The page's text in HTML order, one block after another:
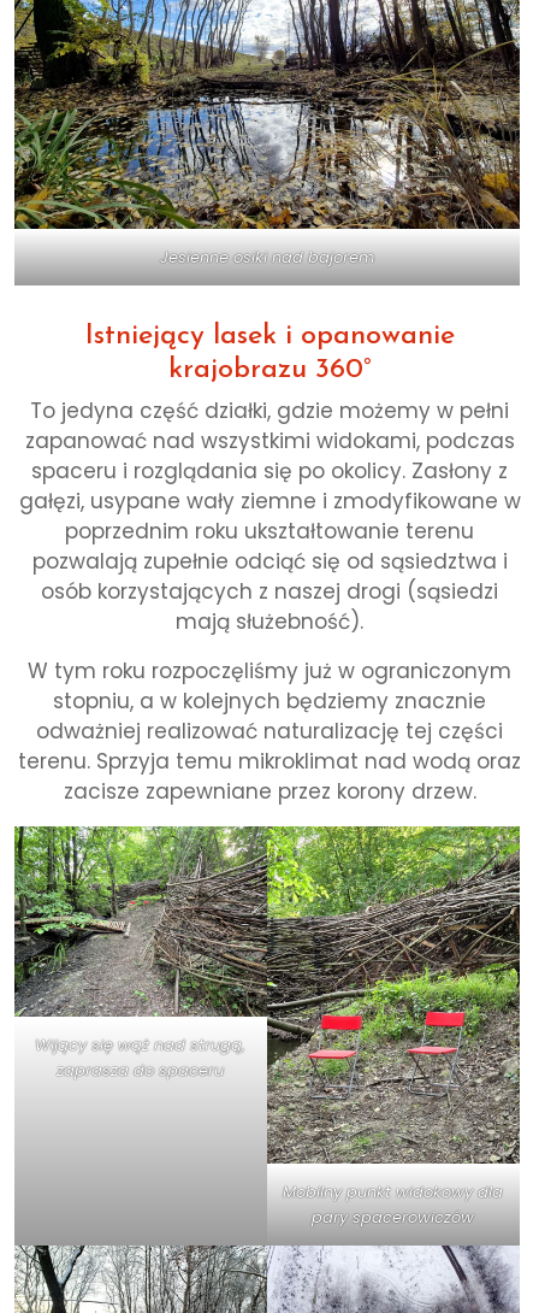
Jesienne osiki nad bajorem
Istniejący lasek i opanowanie
krajobrazu 360°
To jedyna część działki, gdzie możemy w pełni
zapanować nad wszystkimi widokami, podczas
spaceru i rozglądania się po okolicy. Zasłony z
gałęzi, usypane wały ziemne i zmodyfikowane w
poprzednim roku ukształtowanie terenu
pozwalają zupełnie odciąć się od sąsiedztwa i
osób korzystających z naszej drogi (sąsiedzi
mają służebność).
W tym roku rozpoczęliśmy już w ograniczonym
stopniu, a w kolejnych będziemy znacznie
odważniej realizować naturalizację tej części
terenu. Sprzyja temu mikroklimat nad wodą oraz
zacisze zapewniane przez korony drzew.
Wijący się wąż nad strugą,
zaprasza do spaceru
Mobilny punkt widokowy dla
pary spacerowiczów